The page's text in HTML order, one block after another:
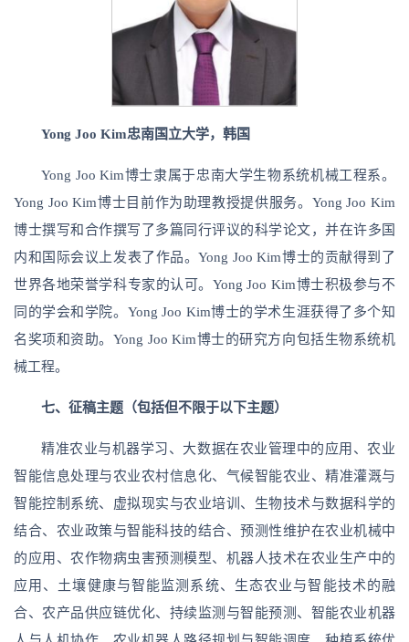
Yong Joo Kim忠南国立大学，韩国
Yong Joo Kim博士隶属于忠南大学生物系统机械工程系。
Yong Joo Kim博士目前作为助理教授提供服务。Yong Joo Kim
博士撰写和合作撰写了多篇同行评议的科学论文，并在许多国
内和国际会议上发表了作品。Yong Joo Kim博士的贡献得到了
世界各地荣誉学科专家的认可。Yong Joo Kim博士积极参与不
同的学会和学院。Yong Joo Kim博士的学术生涯获得了多个知
名奖项和资助。Yong Joo Kim博士的研究方向包括生物系统机
械工程。
七、征稿主题（包括但不限于以下主题）
精准农业与机器学习、大数据在农业管理中的应用、农业
智能信息处理与农业农村信息化、气候智能农业、精准灌溉与
智能控制系统、虚拟现实与农业培训、生物技术与数据科学的
结合、农业政策与智能科技的结合、预测性维护在农业机械中
的应用、农作物病虫害预测模型、机器人技术在农业生产中的
应用、土壤健康与智能监测系统、生态农业与智能技术的融
合、农产品供应链优化、持续监测与智能预测、智能农业机器